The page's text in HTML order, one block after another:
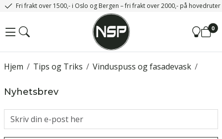
Fri frakt over 1500,- i Oslo og Bergen – fri frakt over 2000,- på
0
/
Hjem /
Tips og Triks /
Vinduspuss og fasadevask
Nyhetsbrev